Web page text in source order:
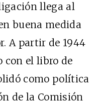
llega al
buena medida
A partir de 1944
con el libro de
como política
de la Comisión